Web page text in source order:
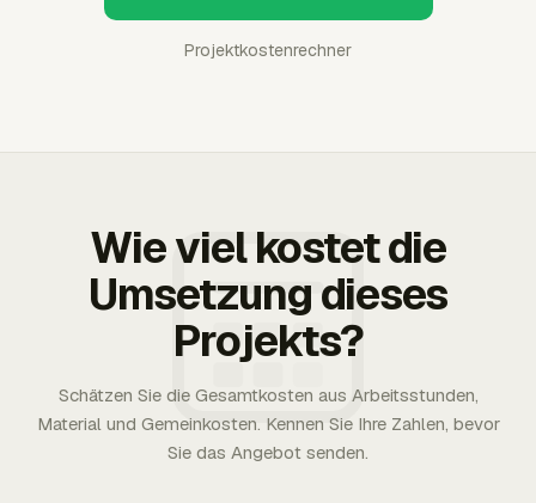
Projektkostenrechner
Wie viel kostet die
Umsetzung dieses
Projekts?
Schätzen Sie die Gesamtkosten aus Arbeitsstunden,
Material und Gemeinkosten. Kennen Sie Ihre Zahlen, bevor
Sie das Angebot senden.